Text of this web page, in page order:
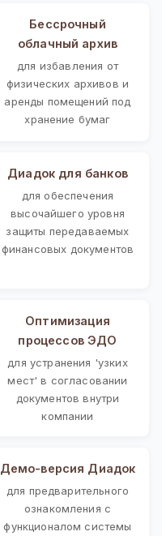
Бессрочный
облачный архив
для избавления от
физических архивов и
аренды помещений под
хранение бумаг
Диадок для банков
для обеспечения
высочайшего уровня
защиты передаваемых
финансовых документов
Оптимизация
процессов ЭДО
для устранения 'узких
мест' в согласовании
документов внутри
компании
Демо-версия Диадок
для предварительного
ознакомления с
функционалом системы